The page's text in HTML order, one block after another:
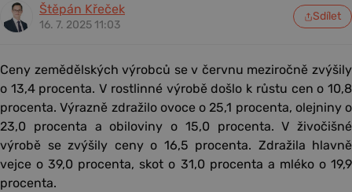
Štěpán Křeček
16. 7. 2025 11:03
Sdílet
Ceny zemědělských výrobců se v červnu meziročně zvýšily
o 13,4 procenta. V rostlinné výrobě došlo k růstu cen o 10,8
procenta. Výrazně zdražilo ovoce o 25,1 procenta, olejniny o
23,0 procenta a obiloviny o 15,0 procenta. V živočišné
výrobě se zvýšily ceny o 16,5 procenta. Zdražila hlavně
vejce o 39,0 procenta, skot o 31,0 procenta a mléko o 19,9
procenta.